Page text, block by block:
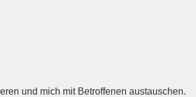
und mich mit Betroffenen austauschen.